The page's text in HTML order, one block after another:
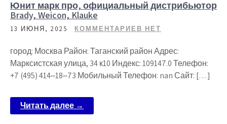
Юнит марк про, официальный дистрибьютор
Brady, Weicon, Klauke
13 ИЮНЯ, 2025 КОММЕНТАРИЕВ НЕТ
город: Москва Район: Таганский район Адрес:
Марксистская улица, 34 к10 Индекс: 109147.0 Телефон:
+7 (495) 414‒18‒73 Мобильный Телефон: nan Сайт: […]
Читать далее →